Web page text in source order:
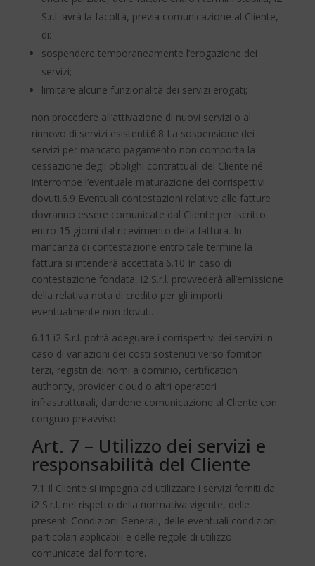
S.r.l. avrà la facoltà, previa comunicazione al Cliente,
di:
sospendere temporaneamente l’erogazione dei
servizi;
limitare alcune funzionalità dei servizi erogati;
non procedere all’attivazione di nuovi servizi o al
rinnovo di servizi esistenti.6.8 La sospensione dei
servizi per mancato pagamento non comporta la
cessazione degli obblighi contrattuali del Cliente né
interrompe l’eventuale maturazione dei corrispettivi
dovuti.6.9 Eventuali contestazioni relative alle fatture
dovranno essere comunicate dal Cliente per iscritto
entro 15 giorni dal ricevimento della fattura. In
mancanza di contestazione entro tale termine la
fattura si intenderà accettata.6.10 In caso di
contestazione fondata, i2 S.r.l. provvederà all’emissione
della relativa nota di credito per gli importi
eventualmente non dovuti.
6.11 i2 S.r.l. potrà adeguare i corrispettivi dei servizi in
caso di variazioni dei costi sostenuti verso fornitori
terzi, registri dei nomi a dominio, certification
authority, provider cloud o altri operatori
infrastrutturali, dandone comunicazione al Cliente con
congruo preavviso.
Art. 7 – Utilizzo dei servizi e
responsabilità del Cliente
7.1 Il Cliente si impegna ad utilizzare i servizi forniti da
i2 S.r.l. nel rispetto della normativa vigente, delle
presenti Condizioni Generali, delle eventuali condizioni
particolari applicabili e delle regole di utilizzo
comunicate dal fornitore.